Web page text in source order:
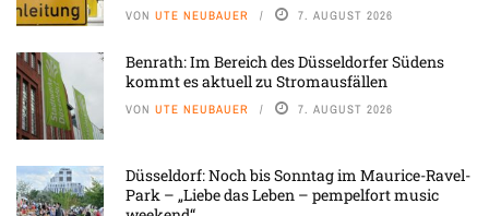
VON UTE NEUBAUER 7. AUGUST 2026
Benrath: Im Bereich des Düsseldorfer Südens
kommt es aktuell zu Stromausfällen
VON UTE NEUBAUER 7. AUGUST 2026
Düsseldorf: Noch bis Sonntag im Maurice-Ravel-
Park – „Liebe das Leben – pempelfort music